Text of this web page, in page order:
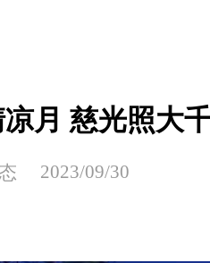
月 慈光照大
2023/09/30